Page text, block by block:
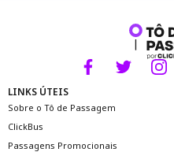
LINKS ÚTEIS
Sobre o Tô de Passagem
ClickBus
Passagens Promocionais